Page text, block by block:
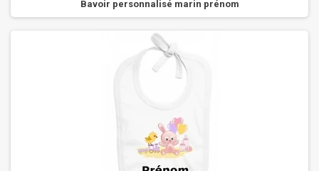
Bavoir personnalisé marin prénom